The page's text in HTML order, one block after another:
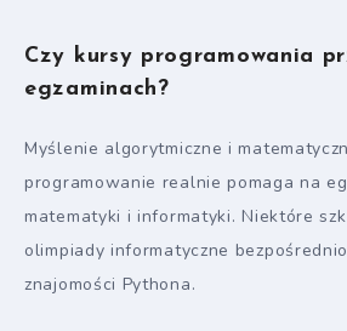
Czy kursy programowania
egzaminach?
Myślenie algorytmiczne i
programowanie realnie pomaga na
matematyki i informatyki. Niektóre
olimpiady informatyczne
znajomości Pythona.